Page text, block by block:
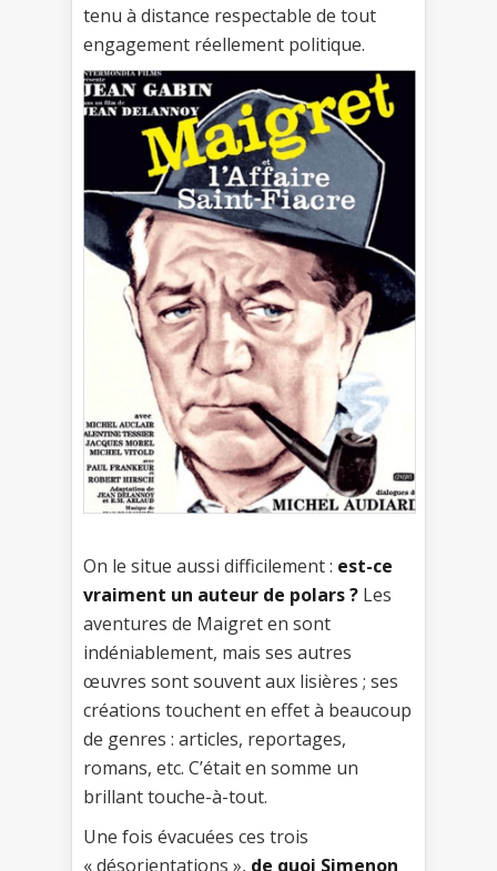
tenu à distance respectable de tout
engagement réellement politique.
On le situe aussi difficilement : est-ce
vraiment un auteur de polars ? Les
aventures de Maigret en sont
indéniablement, mais ses autres
œuvres sont souvent aux lisières ; ses
créations touchent en effet à beaucoup
de genres : articles, reportages,
romans, etc. C’était en somme un
brillant touche-à-tout.
Une fois évacuées ces trois
« désorientations », de quoi Simenon